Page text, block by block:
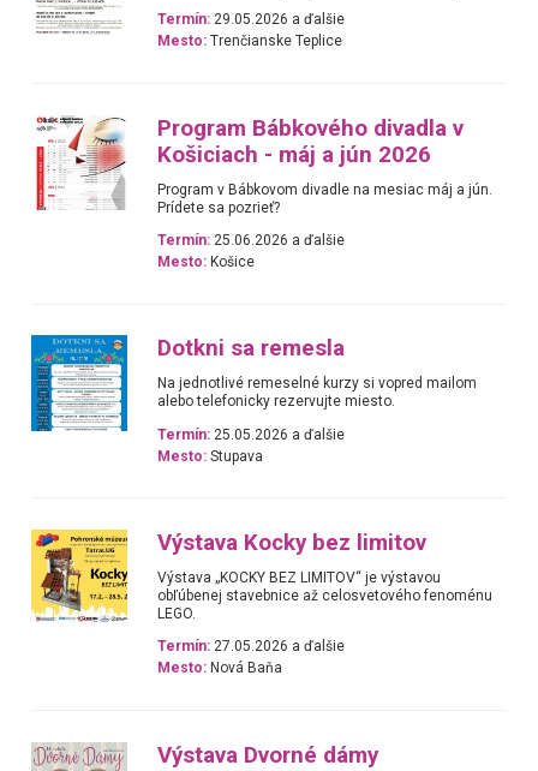
Termín: 29.05.2026 a ďalšie
Mesto: Trenčianske Teplice
Program Bábkového divadla v
Košiciach - máj a jún 2026
Program v Bábkovom divadle na mesiac máj a jún.
Prídete sa pozrieť?
Termín: 25.06.2026 a ďalšie
Mesto: Košice
Dotkni sa remesla
Na jednotlivé remeselné kurzy si vopred mailom
alebo telefonicky rezervujte miesto.
Termín: 25.05.2026 a ďalšie
Mesto: Stupava
Výstava Kocky bez limitov
Výstava „KOCKY BEZ LIMITOV“ je výstavou
obľúbenej stavebnice až celosvetového fenoménu
LEGO.
Termín: 27.05.2026 a ďalšie
Mesto: Nová Baňa
Výstava Dvorné dámy